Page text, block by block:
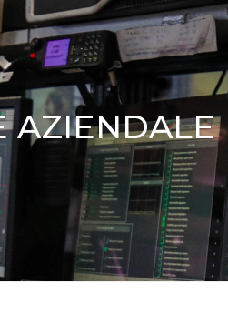
AZIENDALE